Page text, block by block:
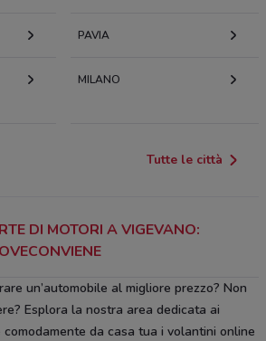
PAVIA
MILANO
Tutte le città
DI MOTORI A VIGEVANO:
un’automobile al migliore prezzo? Non
Esplora la nostra area dedicata ai
da casa tua i volantini online